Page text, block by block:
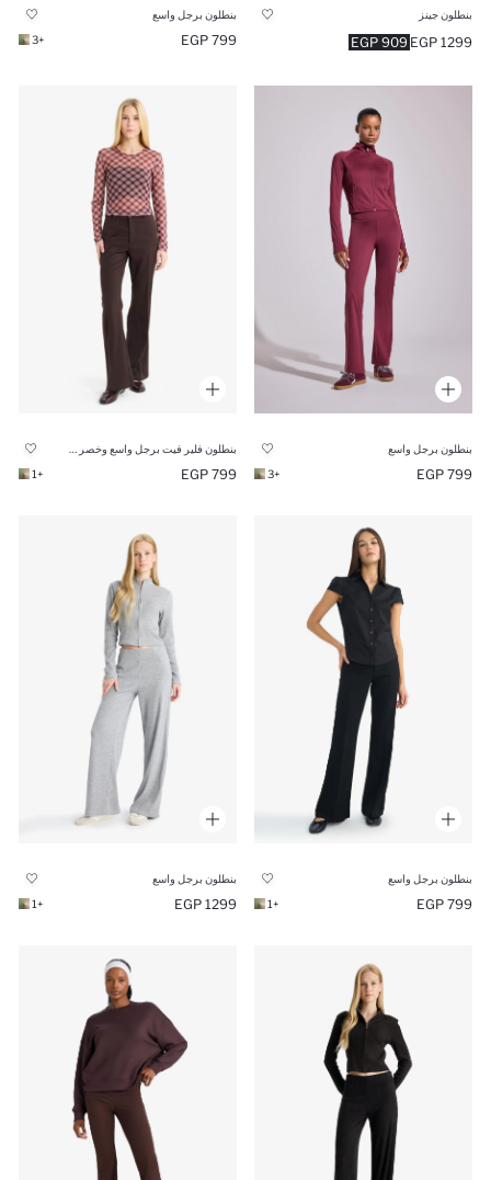
بنطلون جينز
909 EGP 1299 EGP
بنطلون برجل واسع
799 EGP
+3
بنطلون برجل واسع
799 EGP
+3
799 EGP
+1
بنطلون برجل واسع
799 EGP
+1
بنطلون برجل واسع
1299 EGP
+1